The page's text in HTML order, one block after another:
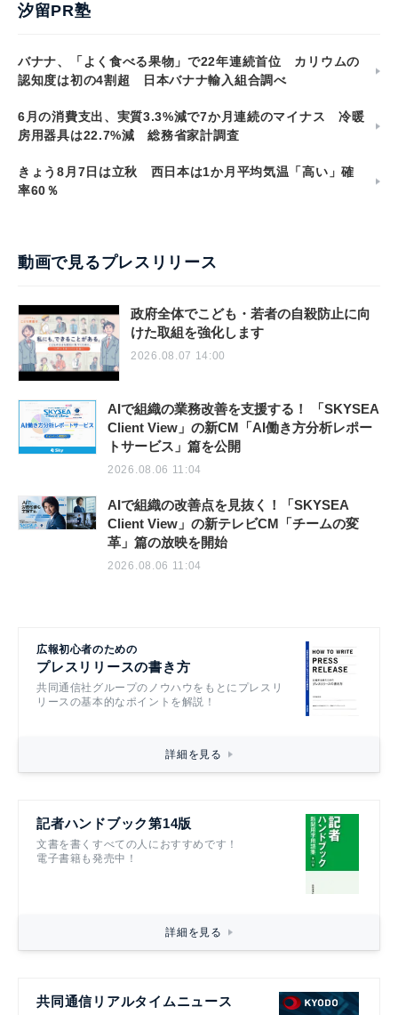
汐留PR塾
バナナ、「よく食べる果物」で22年連続首位 カリウムの
認知度は初の4割超 日本バナナ輸入組合調べ
6月の消費支出、実質3.3%減で7か月連続のマイナス 冷暖
房用器具は22.7%減 総務省家計調査
きょう8月7日は立秋 西日本は1か月平均気温「高い」確
率60％
動画で見るプレスリリース
政府全体でこども・若者の自殺防止に向
けた取組を強化します
2026.08.07 14:00
AIで組織の業務改善を支援する！ 「SKYSEA
Client View」の新CM「AI働き方分析レポー
トサービス」篇を公開
2026.08.06 11:04
AIで組織の改善点を見抜く！「SKYSEA
Client View」の新テレビCM「チームの変
革」篇の放映を開始
2026.08.06 11:04
広報初心者のための
プレスリリースの書き方
共同通信社グループのノウハウをもとにプレスリ
リースの基本的なポイントを解説！
詳細を見る
記者ハンドブック第14版
文書を書くすべての人におすすめです！
電子書籍も発売中！
詳細を見る
共同通信リアルタイムニュース